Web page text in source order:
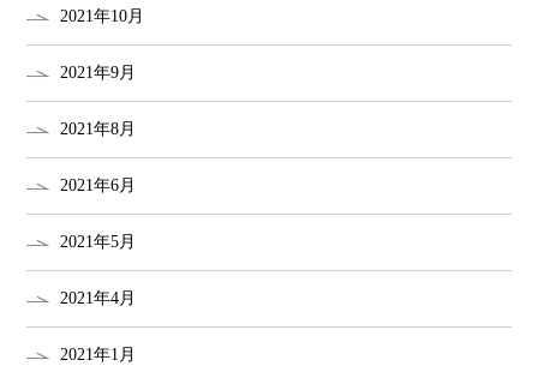
2021年10月
2021年9月
2021年8月
2021年6月
2021年5月
2021年4月
2021年1月